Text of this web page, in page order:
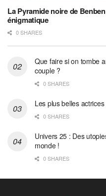
La Pyramide noire de
énigmatique
0 SHARES
Que faire si on tombe
couple ?
0 SHARES
Les plus belles
0 SHARES
Univers 25 : Des
monde !
0 SHARES